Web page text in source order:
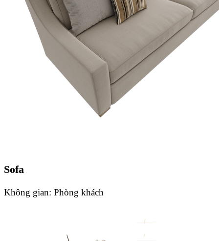
Sofa
Không gian: Phòng khách